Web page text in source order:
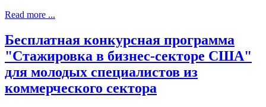
Read more ...
Бесплатная конкурсная программа
"Стажировка в бизнес-секторе США"
для молодых специалистов из
коммерческого сектора